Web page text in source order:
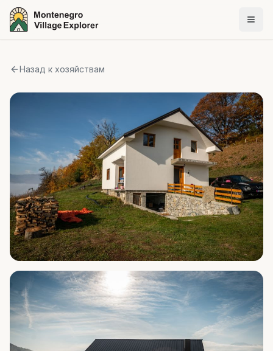
Назад к хозяйствам